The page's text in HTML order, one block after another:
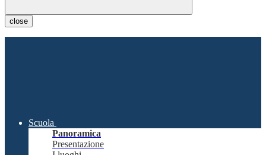
close
Scuola
Panoramica
Presentazione